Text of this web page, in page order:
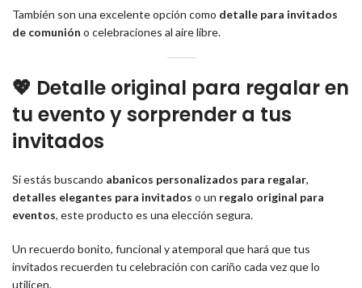
También son una excelente opción como detalle para invitados
de comunión o celebraciones al aire libre.
💖 Detalle original para regalar en
tu evento y sorprender a tus
invitados
Si estás buscando abanicos personalizados para regalar,
detalles elegantes para invitados o un regalo original para
eventos, este producto es una elección segura.
Un recuerdo bonito, funcional y atemporal que hará que tus
invitados recuerden tu celebración con cariño cada vez que lo
utilicen.